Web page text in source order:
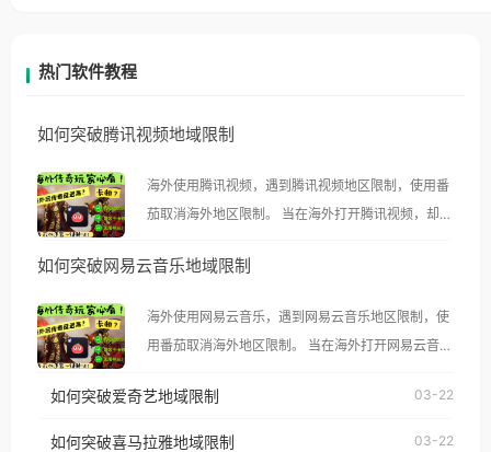
热门软件教程
如何突破腾讯视频地域限制
海外使用腾讯视频，遇到腾讯视频地区限制，使用番
茄取消海外地区限制。 当在海外打开腾讯视频，却突
示语。 海外用户如香港、澳门、台湾、美国、加拿
像其他音乐平台一样，出现地区及版权限制问题，且
仅能在中国大陆地区播放。 遇到这个问题的朋友们，
台湾、美国、加拿大、澳大利亚、欧洲等国家和地区
如何突破网易云音乐地域限制
海外使用网易云音乐，遇到网易云音乐地区限制，使
用番茄取消海外地区限制。 当在海外打开网易云音
播放”的提示语。 海外用户如香港、澳门、台湾、美
如何突破爱奇艺地域限制 03-22
如何突破喜马拉雅地域限制 03-22